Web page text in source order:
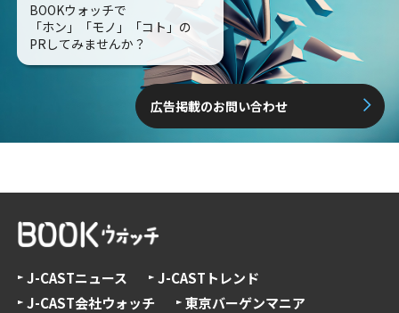
BOOKウォッチで
「ホン」「モノ」「コト」の
PRしてみませんか？
広告掲載のお問い合わせ
J-CASTニュース
J-CASTトレンド
J-CAST会社ウォッチ
東京バーゲンマニア